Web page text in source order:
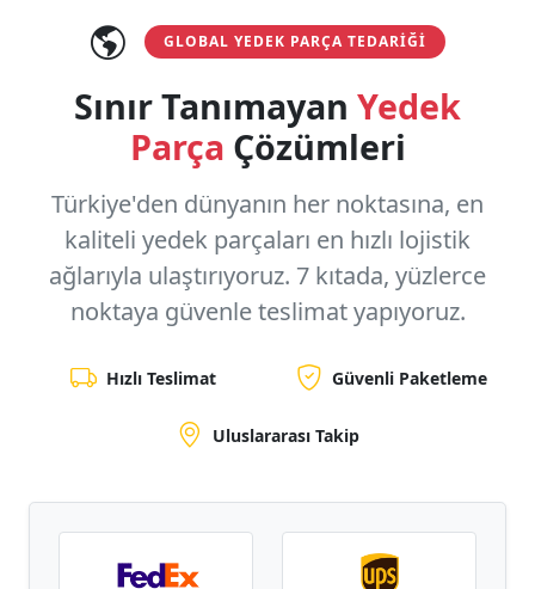
GLOBAL YEDEK PARÇA TEDARIĞI
Sınır Tanımayan Yedek
Parça Çözümleri
Türkiye'den dünyanın her noktasına, en
kaliteli yedek parçaları en hızlı lojistik
ağlarıyla ulaştırıyoruz. 7 kıtada, yüzlerce
noktaya güvenle teslimat yapıyoruz.
Hızlı Teslimat Güvenli Paketleme
Uluslararası Takip